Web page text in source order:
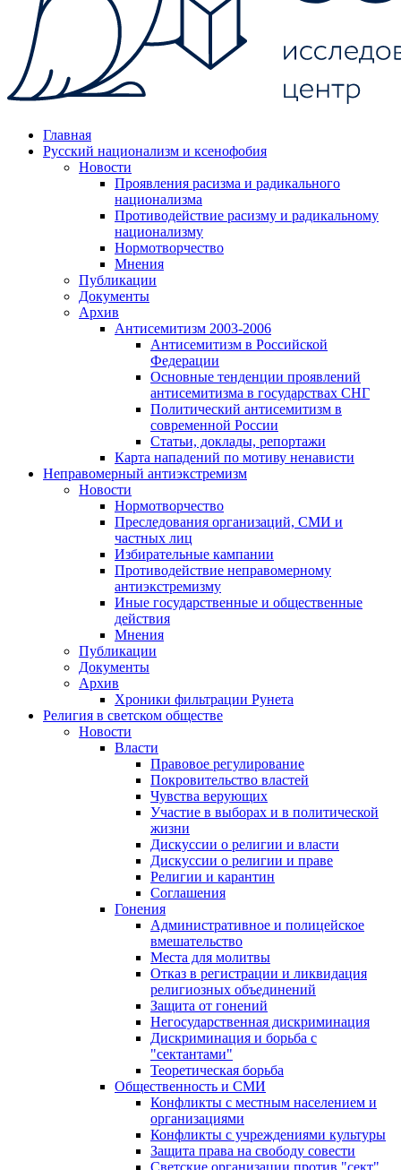
Главная
Русский национализм и ксенофобия
Новости
Проявления расизма и радикального
национализма
Противодействие расизму и радикальному
национализму
Нормотворчество
Мнения
Публикации
Документы
Архив
Антисемитизм 2003-2006
Антисемитизм в Российской
Федерации
Основные тенденции проявлений
антисемитизма в государствах СНГ
Политический антисемитизм в
современной России
Статьи, доклады, репортажи
Карта нападений по мотиву ненависти
Неправомерный антиэкстремизм
Новости
Нормотворчество
Преследования организаций, СМИ и
частных лиц
Избирательные кампании
Противодействие неправомерному
антиэкстремизму
Иные государственные и общественные
действия
Мнения
Публикации
Документы
Архив
Хроники фильтрации Рунета
Религия в светском обществе
Новости
Власти
Правовое регулирование
Покровительство властей
Чувства верующих
Участие в выборах и в политической
жизни
Дискуссии о религии и власти
Дискуссии о религии и праве
Религии и карантин
Соглашения
Гонения
Административное и полицейское
вмешательство
Места для молитвы
Отказ в регистрации и ликвидация
религиозных объединений
Защита от гонений
Негосударственная дискриминация
Дискриминация и борьба с
"сектантами"
Теоретическая борьба
Общественность и СМИ
Конфликты с местным населением и
организациями
Конфликты с учреждениями культуры
Защита права на свободу совести